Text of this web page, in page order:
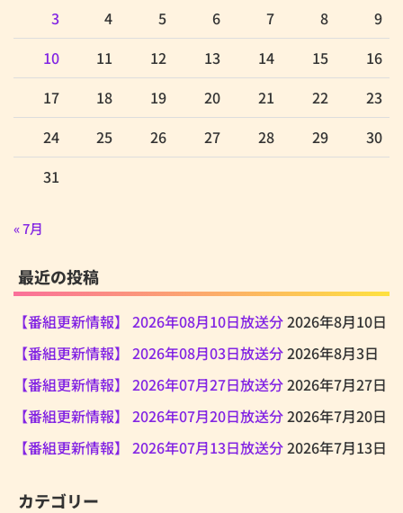
3
4 5 6 7 8
9
10
11 12 13 14 15
16
17
18 19 20 21 22
23
24
25 26 27 28 29
30
31
« 7月
最近の投稿
【番組更新情報】 2026年08月10日放送分2026年8月10日
【番組更新情報】 2026年08月03日放送分2026年8月3日
【番組更新情報】 2026年07月27日放送分2026年7月27日
【番組更新情報】 2026年07月20日放送分2026年7月20日
【番組更新情報】 2026年07月13日放送分2026年7月13日
カテゴリー